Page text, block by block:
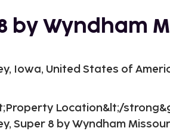
by Wyndham
Iowa, United States of
Location&lt;/
Super 8 by Wyndham